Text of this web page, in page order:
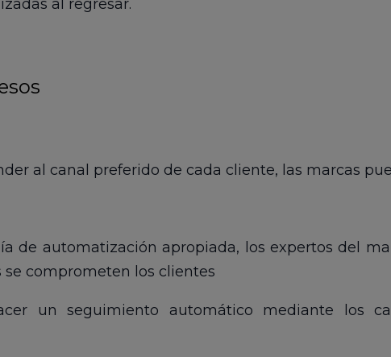
al regresar.
al canal preferido de cada cliente, las marcas
de automatización apropiada, los expertos del
se comprometen los clientes
un seguimiento automático mediante los